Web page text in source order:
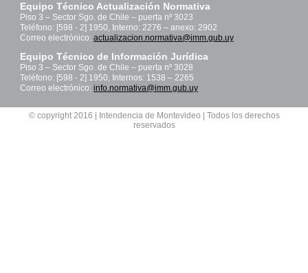
Equipo Técnico Actualización Normativa
Piso 3 – Sector Sgo. de Chile – puerta nº 3023
Teléfono: [598 - 2] 1950, Interno: 2276 – anexo: 2902
Correo electrónico: actualizacion.normativa@imm.gub.uy
Equipo Técnico de Información Jurídica
Piso 3 – Sector Sgo. de Chile – puerta nº 3028
Teléfono: [598 - 2] 1950, Internos: 1538 – 2265
Correo electrónico: info.normativa@imm.gub.uy
© copyright 2016 | Intendencia de Montevideo | Todos los derechos
reservados